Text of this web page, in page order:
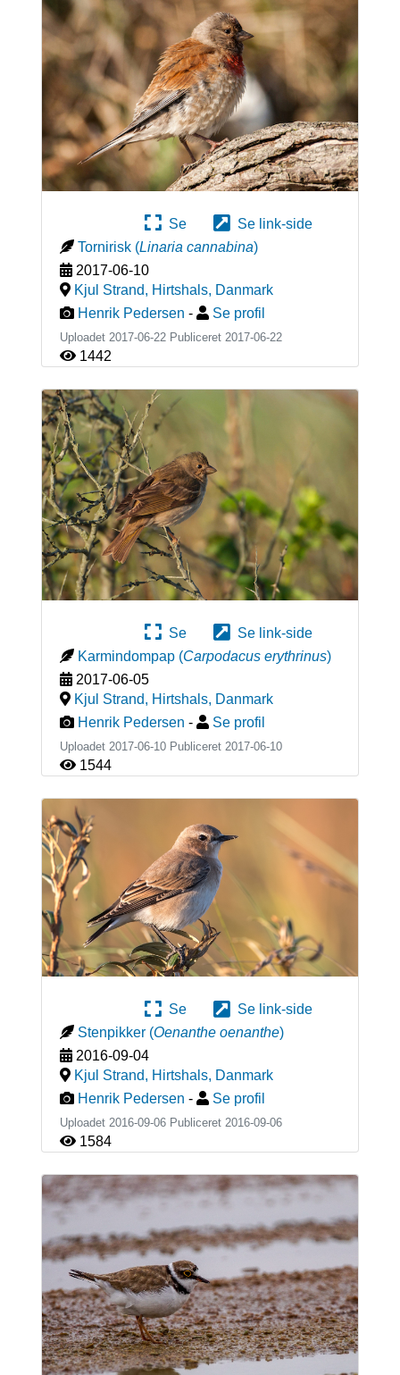
Se
Se link-side
Tornirisk (Linaria cannabina)
2017-06-10
Kjul Strand, Hirtshals, Danmark
Henrik Pedersen - Se profil
Uploadet 2017-06-22 Publiceret 2017-06-22
1442
Se
Se link-side
Karmindompap (Carpodacus erythrinus)
2017-06-05
Kjul Strand, Hirtshals, Danmark
Henrik Pedersen - Se profil
Uploadet 2017-06-10 Publiceret 2017-06-10
1544
Se
Se link-side
Stenpikker (Oenanthe oenanthe)
2016-09-04
Kjul Strand, Hirtshals, Danmark
Henrik Pedersen - Se profil
Uploadet 2016-09-06 Publiceret 2016-09-06
1584